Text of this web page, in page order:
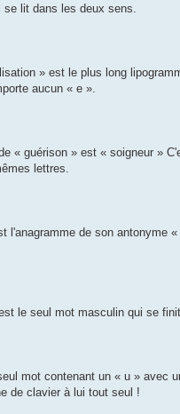
se lit dans les deux sens.
» est le plus long
aucun « e ».
« guérison » est « soigneur »
lettres.
l'anagramme de son antonyme
le seul mot masculin qui se
mot contenant un « u » avec
de clavier à lui tout seul !